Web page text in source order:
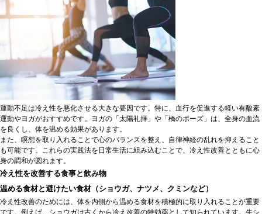
運動不足は冷え性を悪化させる大きな要因です。特に、血行を促進する軽い有酸素
運動やヨガがおすすめです。ヨガの「太陽礼拝」や「橋のポーズ」は、全身の血流
を良くし、体を温める効果があります。
また、瞑想を取り入れることで心のバランスを整え、自律神経の乱れを抑えること
も可能です。これらの実践法を日常生活に組み込むことで、冷え性改善とともに心
身の調和が図れます。
冷え性を改善する食事と飲み物
温める食材と避けたい食材（ショウガ、ナツメ、クミンなど）
冷え性改善のためには、体を内側から温める食材を積極的に取り入れることが重要
です。例えば、ショウガは古くから冷え改善の特効薬として知られています。生シ